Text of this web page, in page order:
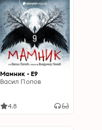
Мамник - E9
Васил Попов
4.8